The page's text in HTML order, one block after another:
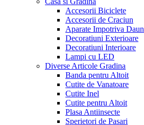
Accesorii Biciclete
Accesorii de Craciun
Aparate Impotriva
Decoratiuni Exterioare
Decoratiuni Interioare
Lampi cu LED
Diverse Articole Gradina
Banda pentru Altoit
Cutite de Vanatoare
Cutite Inel
Cutite pentru Altoit
Plasa Antiinsecte
Sperietori de Pasari